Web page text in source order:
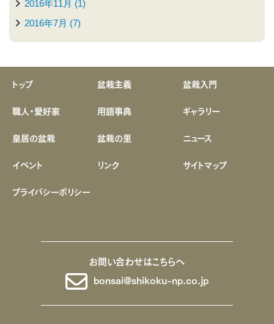
2016年11月 (1)
2016年7月 (7)
トップ 盆栽主義
盆栽入門
職人・愛好家
用語事典
ギャラリー
皇居の盆栽
盆栽の里
ニュース
イベント
リンク
サイトマップ
プライバシーポリシー
お問い合わせはこちらへ
bonsai@shikoku-np.co.jp